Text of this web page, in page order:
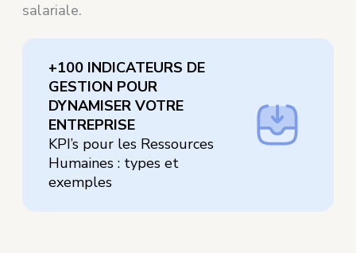
salariale.
+100 INDICATEURS DE
GESTION POUR
DYNAMISER VOTRE
ENTREPRISE
KPI’s pour les Ressources
Humaines : types et
exemples